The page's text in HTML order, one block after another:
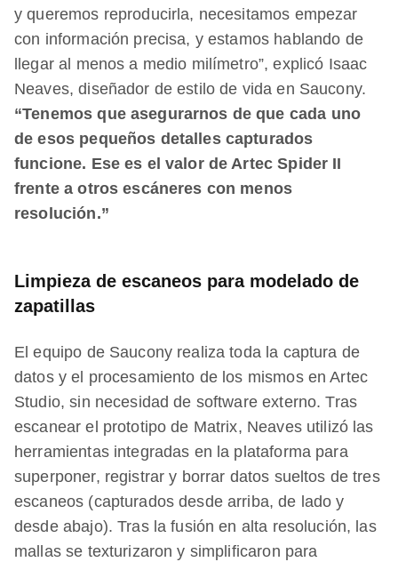
y queremos reproducirla, necesitamos empezar
con información precisa, y estamos hablando de
llegar al menos a medio milímetro”, explicó Isaac
Neaves, diseñador de estilo de vida en Saucony.
“Tenemos que asegurarnos de que cada uno
de esos pequeños detalles capturados
funcione. Ese es el valor de Artec Spider II
frente a otros escáneres con menos
resolución.”
Limpieza de escaneos para modelado de
zapatillas
El equipo de Saucony realiza toda la captura de
datos y el procesamiento de los mismos en Artec
Studio, sin necesidad de software externo. Tras
escanear el prototipo de Matrix, Neaves utilizó las
herramientas integradas en la plataforma para
superponer, registrar y borrar datos sueltos de tres
escaneos (capturados desde arriba, de lado y
desde abajo). Tras la fusión en alta resolución, las
mallas se texturizaron y simplificaron para